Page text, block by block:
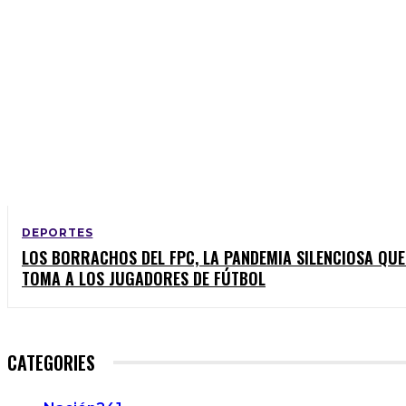
DEPORTES
LOS BORRACHOS DEL FPC, LA PANDEMIA SILENCIOSA
TOMA A LOS JUGADORES DE FÚTBOL
CATEGORIES